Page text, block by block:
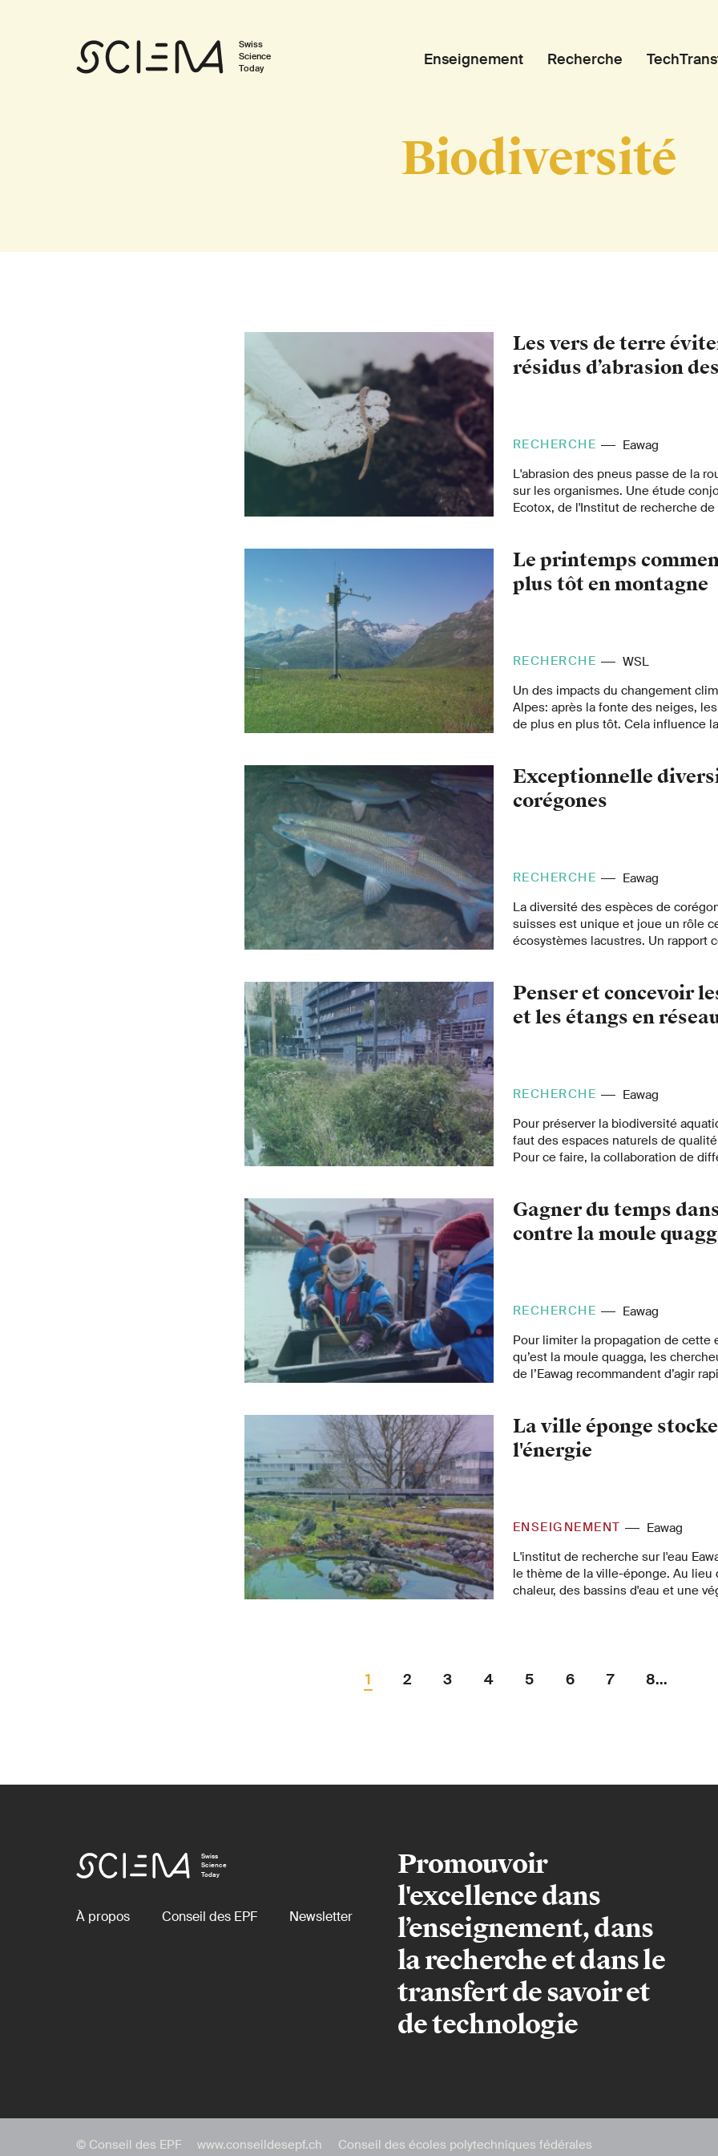
Swiss
Science
Today
Enseignement Recherche
Biodiversité
Les vers de terre
résidus d’abrasion
RECHERCHE
Eawag
L'abrasion des pneus passe de la
sur les organismes. Une étude
Ecotox, de l'Institut de recherche de
pneus. Les particules n'ont
négatifs sur leur survie et leur
Le printemps
plus tôt en montagne
RECHERCHE
WSL
Un des impacts du changement
Alpes: après la fonte des neiges,
de plus en plus tôt. Cela influence
prouvé scientifiquement cette
données recueillies sur 25 ans.
Exceptionnelle
corégones
RECHERCHE
Eawag
La diversité des espèces de
suisses est unique et joue un rôle
écosystèmes lacustres. Un rapport
préserver cette biodiversité, il faut
mécanismes et des conditions
ont contribué à son développement.
Penser et concevoir
et les étangs en
RECHERCHE
Eawag
Pour préserver la biodiversité
faut des espaces naturels de
Pour ce faire, la collaboration de
Gagner du temps
contre la moule
RECHERCHE
Eawag
Pour limiter la propagation de cette
qu’est la moule quagga, les
de l’Eawag recommandent d’agir
La ville éponge
l'énergie
ENSEIGNEMENT
Eawag
L'institut de recherche sur l'eau
le thème de la ville-éponge. Au lieu
chaleur, des bassins d'eau et une
hautement flexibles.
1 2 3 4 5 6 7 8...
Swiss
Science
Today
À propos Conseil des EPF Newsletter
Promouvoir
l'excellence dans
l’enseignement, dans
la recherche et dans le
transfert de savoir et
de technologie
© Conseil des EPF www.conseildesepf.ch Conseil des écoles polytechniques fédérales